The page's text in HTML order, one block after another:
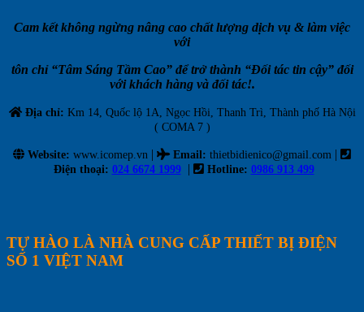
Cam kết không ngừng nâng cao chất lượng dịch vụ & làm việc
với
tôn chỉ “Tâm Sáng Tầm Cao” để trở thành “Đối tác tin cậy” đối
với khách hàng và đối tác!.
Địa chỉ: Km 14, Quốc lộ 1A, Ngọc Hồi, Thanh Trì, Thành phố Hà Nội
( COMA 7 )
Website: www.icomep.vn | Email: thietbidienico@gmail.com |
Điện thoại: 024 6674 1999 | Hotline: 0986 913 499
TỰ HÀO LÀ NHÀ CUNG CẤP THIẾT BỊ ĐIỆN
SỐ 1 VIỆT NAM